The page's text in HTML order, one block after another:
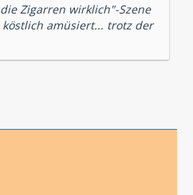
Zigarren wirklich"-Szene
amüsiert... trotz der